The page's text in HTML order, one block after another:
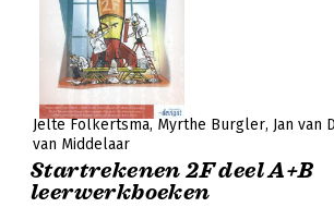
Jelte Folkertsma Myrthe Burgler Jan van
van Middelaar
Startrekenen 2F deel A+B
leerwerkboeken